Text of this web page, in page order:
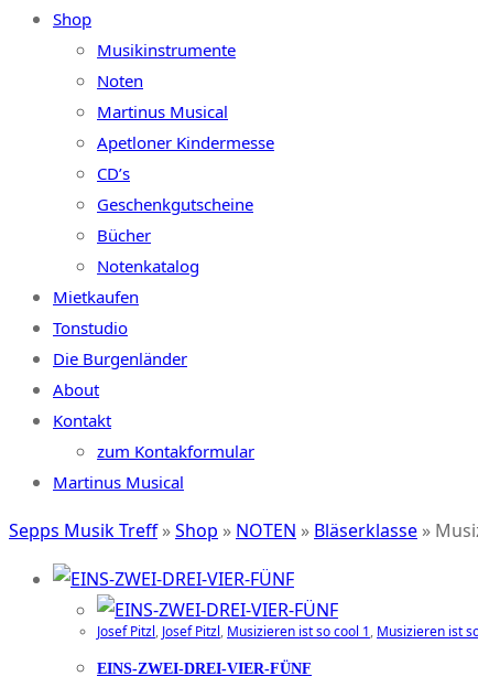
Shop
Musikinstrumente
Noten
Martinus Musical
Apetloner Kindermesse
CD’s
Geschenkgutscheine
Bücher
Notenkatalog
Mietkaufen
Tonstudio
Die Burgenländer
About
Kontakt
zum Kontakformular
Martinus Musical
Sepps Musik Treff»Shop » NOTEN » Bläserklasse »
Josef Pitzl, Josef Pitzl, Musizieren ist so cool 1, Musizieren ist
EINS-ZWEI-DREI-VIER-FÜNF